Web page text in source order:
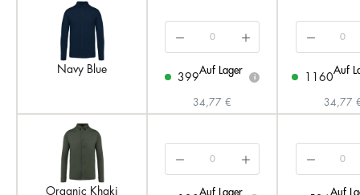
Navy Blue
399
Auf Lager
i
34,77 €
1160
Auf
34,77
Organic Khaki Auf Lager Auf